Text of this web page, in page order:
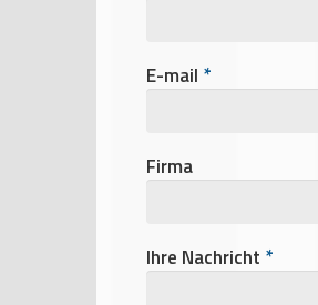
E-mail *
Firma
Ihre Nachricht *